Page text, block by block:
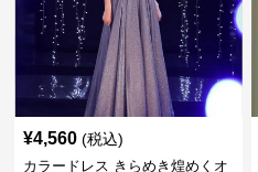
¥4,560 (税込)
カラードレス きらめき煌めくオ
フショルダーロングドレス